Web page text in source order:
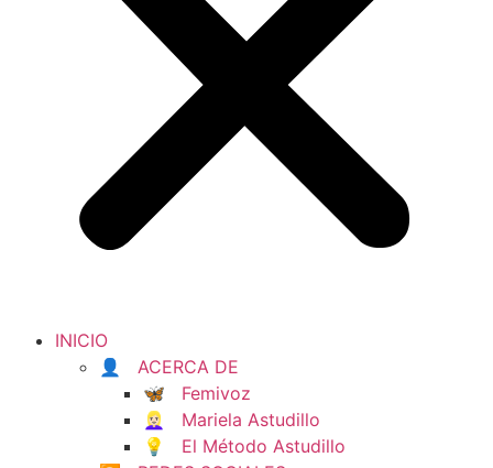
INICIO
👤 ACERCA DE
🦋 Femivoz
👱🏻‍♀️ Mariela Astudillo
💡 El Método Astudillo